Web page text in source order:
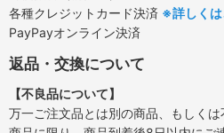
各種クレジットカード決済 ※詳しくは
PayPayオンライン決済
返品・交換について
【不良品について】
万一ご注文品とは別の商品、もしく